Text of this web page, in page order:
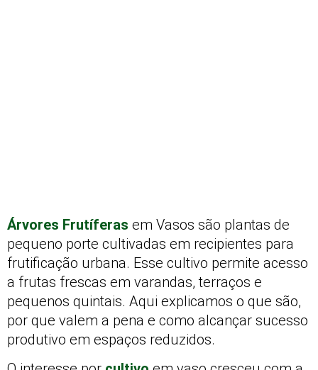
Árvores Frutíferas em Vasos são plantas de
pequeno porte cultivadas em recipientes para
frutificação urbana. Esse cultivo permite acesso
a frutas frescas em varandas, terraços e
pequenos quintais. Aqui explicamos o que são,
por que valem a pena e como alcançar sucesso
produtivo em espaços reduzidos.